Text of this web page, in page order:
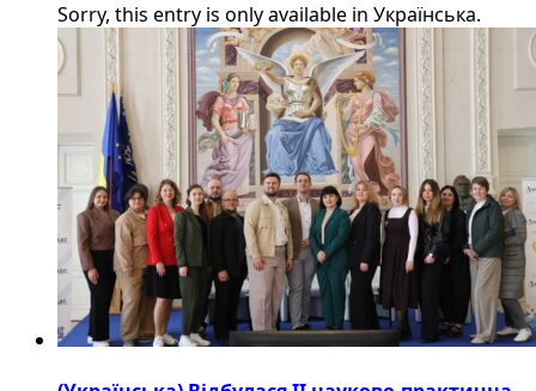
Sorry, this entry is only available in Українська.